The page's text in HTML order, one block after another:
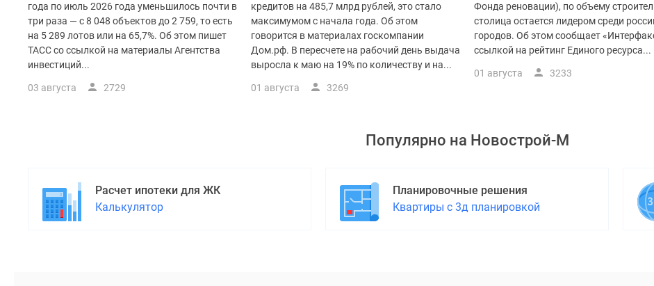
поселки
Бизнес-
центры
года по июль 2026 года уменьшилось почти в
три раза — с 8 048 объектов до 2 759, то есть
на 5 289 лотов или на 65,7%. Об этом пишет
ТАСС со ссылкой на материалы Агентства
инвестиций...
03 августа 2729
кредитов на 485,7 млрд рублей, это стало
максимумом с начала года. Об этом
говорится в материалах госкомпании
Дом.рф. В пересчете на рабочий день выдача
выросла к маю на 19% по количеству и на...
01 августа 3269
Фонда реновации), по объему
столица остается лидером среди
городов. Об этом сообщает
ссылкой на рейтинг Единого ресурса...
01 августа 3233
Популярно на Новострой-М
Расчет ипотеки для ЖК
Калькулятор
Планировочные решения
Квартиры с 3д планировкой